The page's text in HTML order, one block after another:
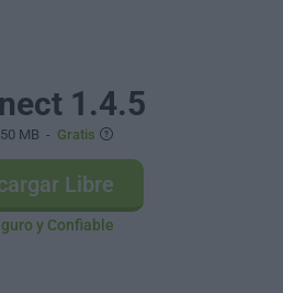
1.4.5
MB - Gratis
Libre
y Confiable